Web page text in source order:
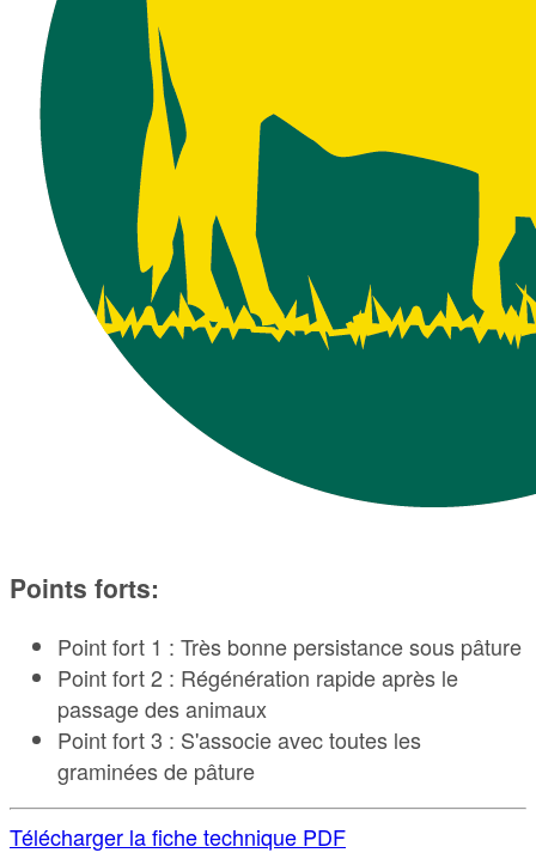
Points forts:
Point fort 1 : Très bonne persistance sous pâture
Point fort 2 : Régénération rapide après le
passage des animaux
Point fort 3 : S'associe avec toutes les
graminées de pâture
Télécharger la fiche technique PDF